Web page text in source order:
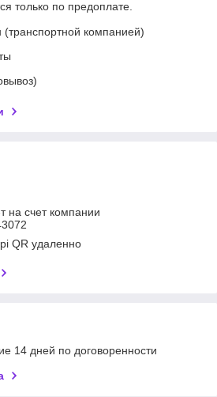
только по предоплате.
(транспортной компанией)
на счет компании
QR удаленно
14 дней по договоренности